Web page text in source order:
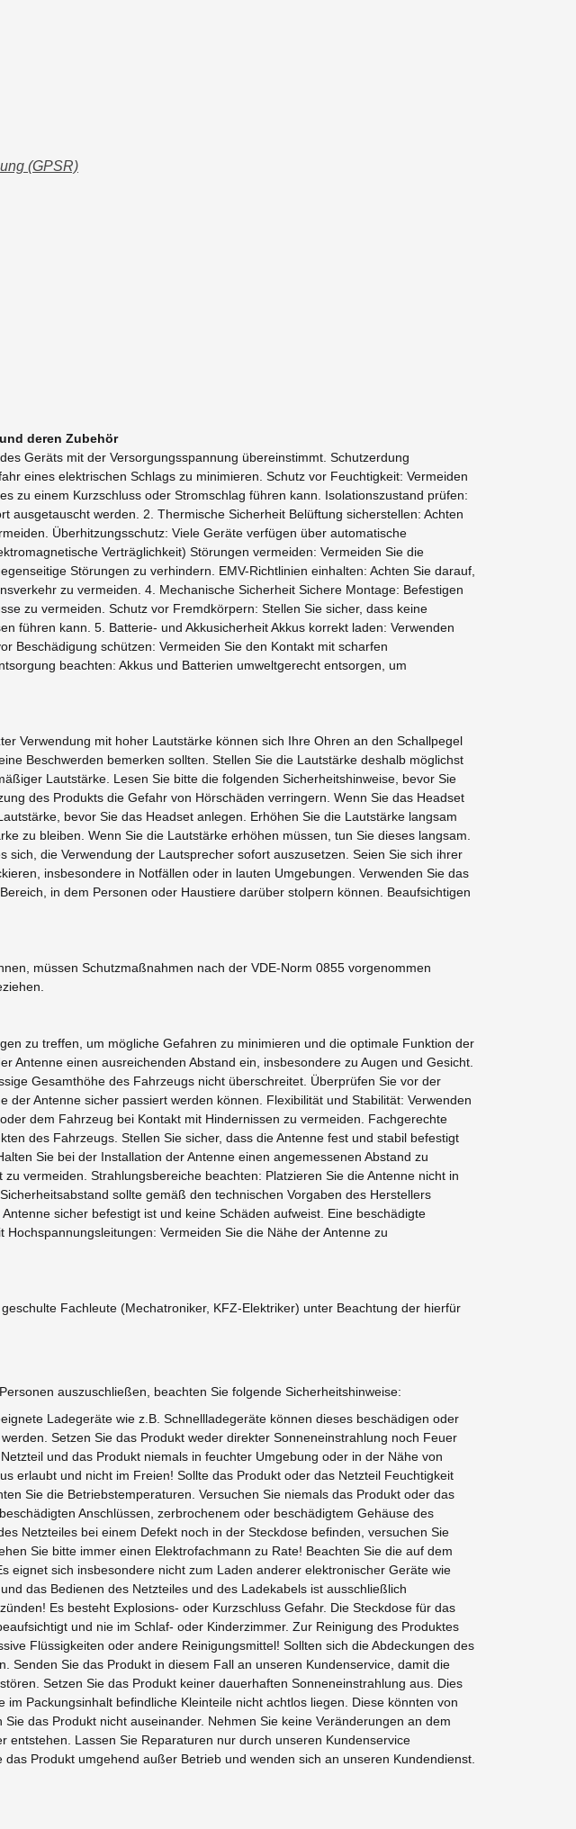
(GPSR)
deren Zubehör
Geräts mit der Versorgungsspannung übereinstimmt. Schutzerdung
eines elektrischen Schlags zu minimieren. Schutz vor Feuchtigkeit: Vermeiden
zu einem Kurzschluss oder Stromschlag führen kann. Isolationszustand prüfen:
werden. 2. Thermische Sicherheit Belüftung sicherstellen: Achten
Überhitzungsschutz: Viele Geräte verfügen über automatische
Verträglichkeit) Störungen vermeiden: Vermeiden Sie die
Störungen zu verhindern. EMV-Richtlinien einhalten: Achten Sie darauf,
zu vermeiden. 4. Mechanische Sicherheit Sichere Montage: Befestigen
zu vermeiden. Schutz vor Fremdkörpern: Stellen Sie sicher, dass keine
führen kann. 5. Batterie- und Akkusicherheit Akkus korrekt laden: Verwenden
Beschädigung schützen: Vermeiden Sie den Kontakt mit scharfen
beachten: Akkus und Batterien umweltgerecht entsorgen, um
Verwendung mit hoher Lautstärke können sich Ihre Ohren an den Schallpegel
Beschwerden bemerken sollten. Stellen Sie die Lautstärke deshalb möglichst
Lautstärke. Lesen Sie bitte die folgenden Sicherheitshinweise, bevor Sie
des Produkts die Gefahr von Hörschäden verringern. Wenn Sie das Headset
bevor Sie das Headset anlegen. Erhöhen Sie die Lautstärke langsam
zu bleiben. Wenn Sie die Lautstärke erhöhen müssen, tun Sie dieses langsam.
die Verwendung der Lautsprecher sofort auszusetzen. Seien Sie sich ihrer
insbesondere in Notfällen oder in lauten Umgebungen. Verwenden Sie das
in dem Personen oder Haustiere darüber stolpern können. Beaufsichtigen
müssen Schutzmaßnahmen nach der VDE-Norm 0855 vorgenommen
zu treffen, um mögliche Gefahren zu minimieren und die optimale Funktion der
Antenne einen ausreichenden Abstand ein, insbesondere zu Augen und Gesicht.
Gesamthöhe des Fahrzeugs nicht überschreitet. Überprüfen Sie vor der
Antenne sicher passiert werden können. Flexibilität und Stabilität: Verwenden
dem Fahrzeug bei Kontakt mit Hindernissen zu vermeiden. Fachgerechte
des Fahrzeugs. Stellen Sie sicher, dass die Antenne fest und stabil befestigt
Sie bei der Installation der Antenne einen angemessenen Abstand zu
vermeiden. Strahlungsbereiche beachten: Platzieren Sie die Antenne nicht in
sollte gemäß den technischen Vorgaben des Herstellers
sicher befestigt ist und keine Schäden aufweist. Eine beschädigte
Vermeiden Sie die Nähe der Antenne zu
Fachleute (Mechatroniker, KFZ-Elektriker) unter Beachtung der hierfür
auszuschließen, beachten Sie folgende Sicherheitshinweise:
Ladegeräte wie z.B. Schnellladegeräte können dieses beschädigen oder
Setzen Sie das Produkt weder direkter Sonneneinstrahlung noch Feuer
und das Produkt niemals in feuchter Umgebung oder in der Nähe von
erlaubt und nicht im Freien! Sollte das Produkt oder das Netzteil Feuchtigkeit
Sie die Betriebstemperaturen. Versuchen Sie niemals das Produkt oder das
Anschlüssen, zerbrochenem oder beschädigtem Gehäuse des
Netzteiles bei einem Defekt noch in der Steckdose befinden, versuchen Sie
Sie bitte immer einen Elektrofachmann zu Rate! Beachten Sie die auf dem
eignet sich insbesondere nicht zum Laden anderer elektronischer Geräte wie
das Bedienen des Netzteiles und des Ladekabels ist ausschließlich
Es besteht Explosions- oder Kurzschluss Gefahr. Die Steckdose für das
und nie im Schlaf- oder Kinderzimmer. Zur Reinigung des Produktes
Flüssigkeiten oder andere Reinigungsmittel! Sollten sich die Abdeckungen des
Senden Sie das Produkt in diesem Fall an unseren Kundenservice, damit die
Setzen Sie das Produkt keiner dauerhaften Sonneneinstrahlung aus. Dies
Packungsinhalt befindliche Kleinteile nicht achtlos liegen. Diese könnten von
das Produkt nicht auseinander. Nehmen Sie keine Veränderungen an dem
Lassen Sie Reparaturen nur durch unseren Kundenservice
Produkt umgehend außer Betrieb und wenden sich an unseren Kundendienst.